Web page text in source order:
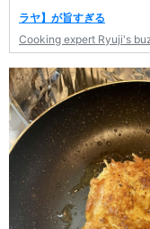
ラヤ】が旨すぎる
Cooking expert Ryuji's